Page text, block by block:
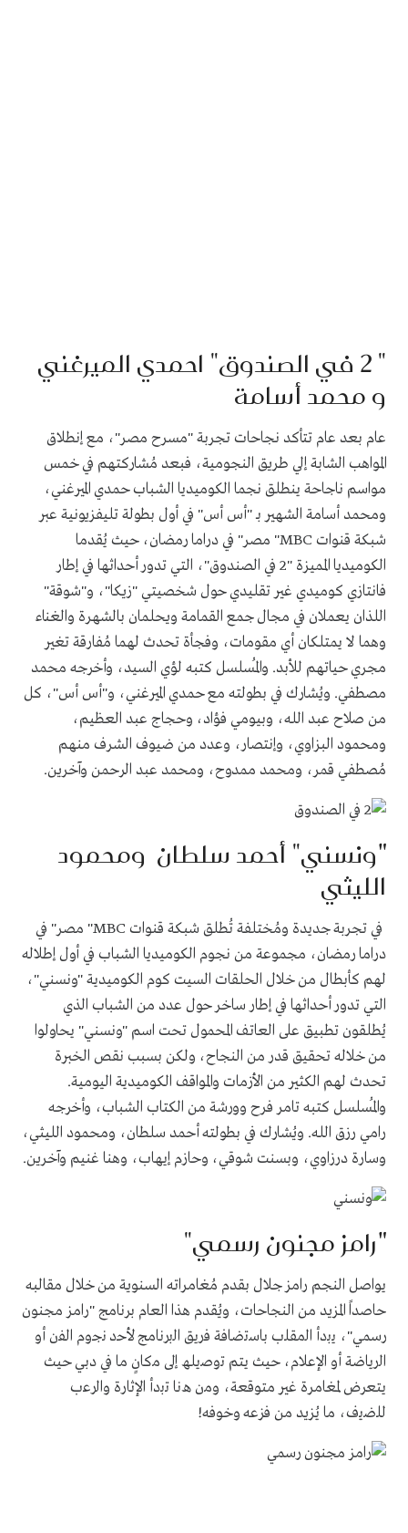
في الصندوق" احمدي الميرغني
و محمد أسامة
عام بعد عام تتأكد نجاحات تجربة "مسرح مصر"، مع إنطلاق
المواهب الشابة إلي طريق النجومية، فبعد مُشاركتهم في خمس
مواسم ناجاحة ينطلق نجما الكوميديا الشباب حمدي الميرغني،
ومحمد أسامة الشهير بـ "أس أس" في أول بطولة تليفزيونية عبر
شبكة قنوات"MBCمصر" في دراما رمضان، حيث يُقدما
الكوميديا المميزة "2 في الصندوق"، التي تدور أحداثها في إطار
فانتازي كوميدي غير تقليدي حول شخصيتي "زيكا"، و"شوقة"
اللذان يعملان في مجال جمع القمامة ويحلمان بالشهرة والغناء
وهما لا يمتلكان أي مقومات، وفجأة تحدث لهما مُفارقة تغير
مجري حياتهم للأبد. والمُسلسل كتبه لؤي السيد، وأخرجه محمد
مصطفي. ويُشارك في بطولته مع حمدي الميرغني، و"أس أس"، كل
من صلاح عبد الله، وبيومي فؤاد، وحجاج عبد العظيم،
ومحمود البزاوي، وإنتصار، وعدد من ضيوف الشرف منهم
مُصطفي قمر، ومحمد ممدوح، ومحمد عبد الرحمن وآخرين.
ونسني" أحمد سلطان ومحمود
الليثي
في تجربة جديدة ومُختلفة تُطلق شبكة قنوات"MBCمصر" في
دراما رمضان، مجموعة من نجوم الكوميديا الشباب في أول إطلاله
لهم كأبطال من خلال الحلقات السيت كوم الكوميدية "ونسني"،
التي تدور أحداثها في إطار ساخر حول عدد من الشباب الذي
يُطلقون تطبيق على العاتف المحمول تحت اسم "ونسني" يحاولوا
من خلاله تحقيق قدر من النجاح، ولكن بسبب نقص الخبرة
تحدث لهم الكثير من الأزمات والمواقف الكوميدية اليومية.
والمُسلسل كتبه تامر فرح وورشة من الكتاب الشباب، وأخرجه
رامي رزق الله. ويُشارك في بطولته أحمد سلطان، ومحمود الليثي،
وسارة درزاوي، وبسنت شوقي، وحازم إيهاب، وهنا غنيم وآخرين.
رامز مجنون رسمي"
يواصل النجم رامز جلال بقدم مُغامراته السنوية من خلال مقالبه
حاصداً المزيد من النجاحات، ويُقدم هذا العام برنامج "رامز مجنون
رسمي"، ﯾﺑدأ اﻟﻣﻘﻠب ﺑﺎﺳﺗﺿﺎﻓﺔ ﻓرﯾﻖ اﻟﺑرﻧﺎﻣﺞ ﻷﺣد ﻧﺟوم اﻟﻔن أو
اﻟرﯾﺎﺿﺔ أو اﻹﻋﻼم، حيث يتم ﺗوﺻﯾﻠﮫ إﻟﻰ ﻣﻛﺎنٍ ﻣﺎ في دبي حيث
يتعرض لمغامرة غير متوقعة، وﻣن ھﻧﺎ ﺗﺑدأ اﻹﺛﺎرة واﻟرﻋب
ﻟﻠﺿﯾف، ما يُزيد من فزعه وخوفه!